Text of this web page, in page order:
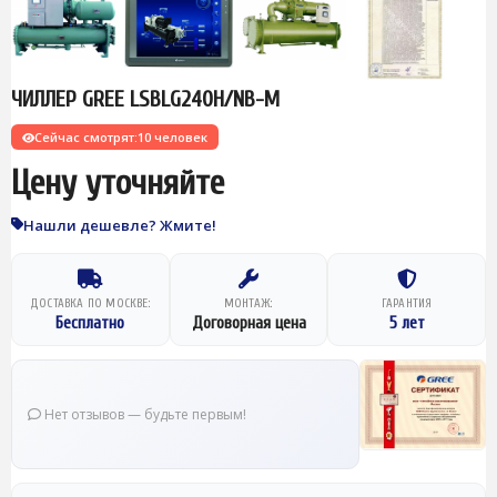
ЧИЛЛЕР GREE LSBLG240H/NB-M
Сейчас смотрят:10 человек
Цену уточняйте
Нашли дешевле? Жмите!
ДОСТАВКА ПО МОСКВЕ:
Бесплатно
МОНТАЖ:
Договорная цена
ГАРАНТИЯ
5 лет
Нет отзывов — будьте первым!